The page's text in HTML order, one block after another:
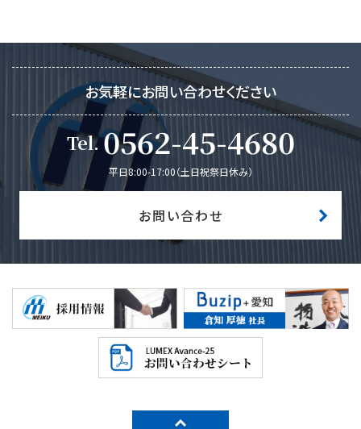
お気軽にお問い合わせください
Tel 0562-45-4680
平日8:00-17:00（土日祝祭日休み）
お問い合わせ